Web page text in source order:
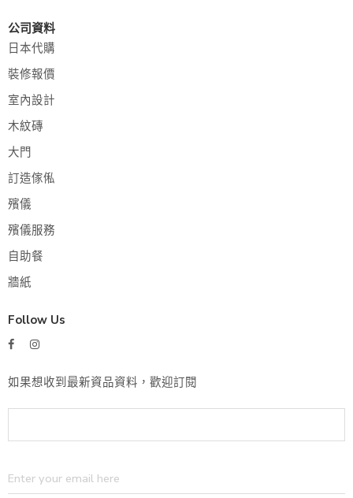
公司資料
日本代購
裝修報價
室內設計
木紋磚
大門
訂造傢俬
殯儀
殯儀服務
自助餐
牆紙
Follow Us
如果想收到最新資品資料，歡迎訂閱